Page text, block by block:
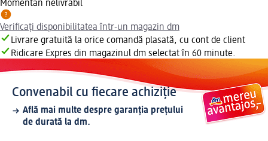
Momentan nelivrabil
Verificați disponibilitatea într-un magazin dm
Livrare gratuită la orice comandă plasată, cu cont de client
Ridicare Expres din magazinul dm selectat în 60 minute.
Convenabil cu fiecare achiziție
Află mai multe despre garanția prețului
de durată la dm.